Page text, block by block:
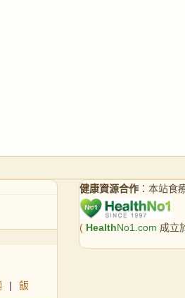
| 飯
健康資源合作 ：本站食
( HealthNo1.com 成立